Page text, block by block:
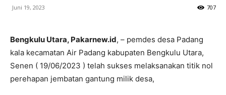
Juni 19, 2023 707
Bengkulu Utara, Pakarnew.id, – pemdes desa Padang
kala kecamatan Air Padang kabupaten Bengkulu Utara,
Senen ( 19/06/2023 ) telah sukses melaksanakan titik nol
perehapan jembatan gantung milik desa,